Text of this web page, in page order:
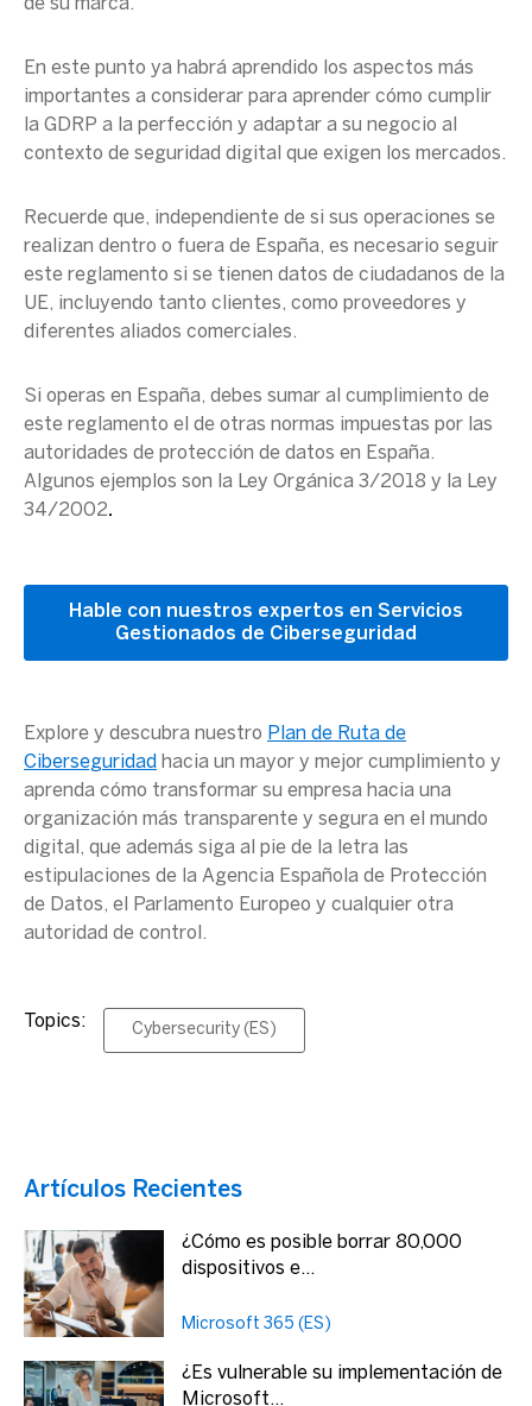
de su marca.
En este punto ya habrá aprendido los aspectos más
importantes a considerar para aprender cómo cumplir
la GDRP a la perfección y adaptar a su negocio al
contexto de seguridad digital que exigen los mercados.
Recuerde que, independiente de si sus operaciones se
realizan dentro o fuera de España, es necesario seguir
este reglamento si se tienen datos de ciudadanos de la
UE, incluyendo tanto clientes, como proveedores y
diferentes aliados comerciales.
Si operas en España, debes sumar al cumplimiento de
este reglamento el de otras normas impuestas por las
autoridades de protección de datos en España.
Algunos ejemplos son la Ley Orgánica 3/2018 y la Ley
34/2002.
Hable con nuestros expertos en Servicios
Gestionados de Ciberseguridad
Explore y descubra nuestro Plan de Ruta de
Ciberseguridad hacia un mayor y mejor cumplimiento y
aprenda cómo transformar su empresa hacia una
organización más transparente y segura en el mundo
digital, que además siga al pie de la letra las
estipulaciones de la Agencia Española de Protección
de Datos, el Parlamento Europeo y cualquier otra
autoridad de control .
Topics: Cybersecurity (ES)
Artículos Recientes
¿Cómo es posible borrar 80,000
dispositivos e...
Microsoft 365 (ES)
¿Es vulnerable su implementación de
Microsoft...